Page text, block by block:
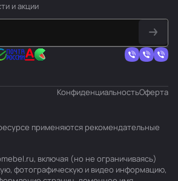
и акции
КонфиденциальностьОферта
применяются рекомендательные
включая (но не ограничиваясь)
фотографическую и видео информацию,